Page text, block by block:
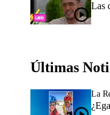
Las
Últimas
La